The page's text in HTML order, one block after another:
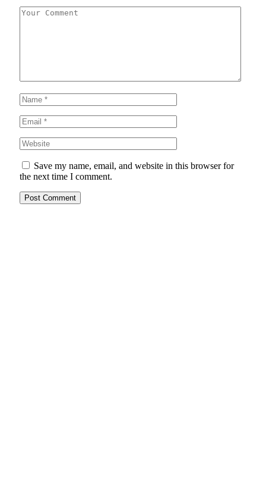
Save my name, email, and website in this browser for
the next time I comment.